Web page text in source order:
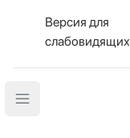
Версия для
слабовидящих
Open main menu